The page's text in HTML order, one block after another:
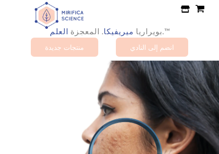
بويراريا ميريفيكا المعجزة العلم
.™
منتجات جديدة
انضم إلى النادي